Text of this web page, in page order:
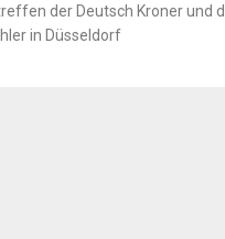
der Deutsch Kroner und
in Düsseldorf